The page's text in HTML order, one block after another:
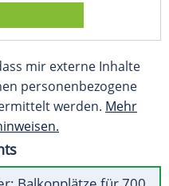
mir externe Inhalte
personenbezogene
werden. Mehr